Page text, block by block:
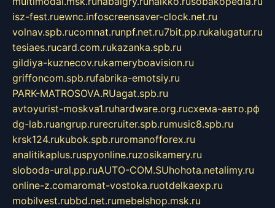
isz-fest.ruewnc.infoscreensaver-clock.net.ru
volnav.spb.rucomnat.runpf.net.ru7bit.pp.rukalugatur.ru
tesiaes.rucard.com.rukazanka.spb.ru
gildiya-kuznecov.rukameryboavision.ru
griffoncom.spb.rufabrika-emotsiy.ru
PARK-MATROSOVA.RUagat.spb.ru
avtoyurist-moskva1.ruhardware.org.ruсхема-авто.рф
dg-lab.ruangrup.rurecruiter.spb.rumusic8.spb.ru
krsk124.rukubok.spb.ruromanofforex.ru
analitikaplus.ruspyonline.ruzosikamery.ru
sloboda-ural.pp.ruAUTO-COM.SUhohota.netalimy.ru
online-z.comaromat-vostoka.ruotdelkaexp.ru
mobilvest.rubbd.net.rumebelshop.msk.ru